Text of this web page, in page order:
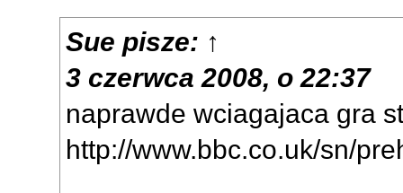
Sue pisze: ↑
3 czerwca 2008, o 22:37
naprawde wciagajaca gra
http://www.bbc.co.uk/sn/